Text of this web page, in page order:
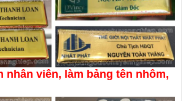
nhân viên, làm bảng tên nhôm,